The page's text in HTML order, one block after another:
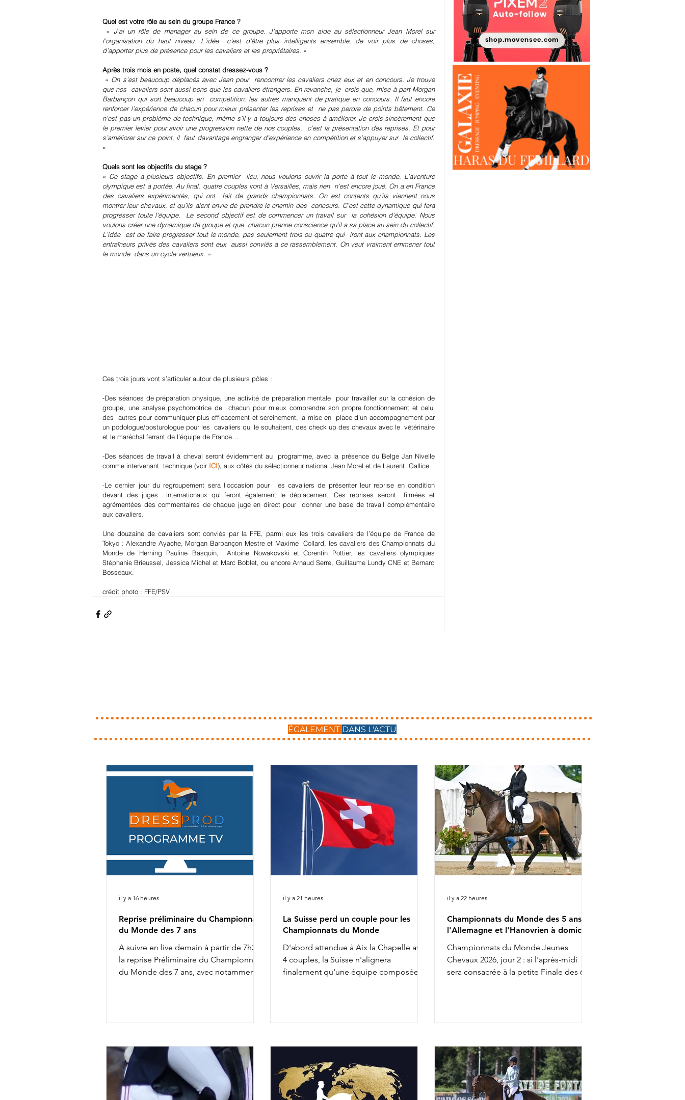
Quel est votre rôle au sein du groupe France ?
« J’ai un rôle de manager au sein de ce groupe. J’apporte mon aide au sélectionneur Jean Morel sur
l’organisation du haut niveau. L’idée  c’est d’être plus intelligents ensemble, de voir plus de choses,
d’apporter plus de présence pour les cavaliers et les propriétaires. »
Après trois mois en poste, quel constat dressez-vous ?
« On s’est beaucoup déplacés avec Jean pour  rencontrer les cavaliers chez eux et en concours. Je trouve
que nos  cavaliers sont aussi bons que les cavaliers étrangers. En revanche, je  crois que, mise à part Morgan
Barbançon qui sort beaucoup en  compétition, les autres manquent de pratique en concours. Il faut encore
renforcer l’expérience de chacun pour mieux présenter les reprises et  ne pas perdre de points bêtement. Ce
n’est pas un problème de technique, même s’il y a toujours des choses à améliorer. Je crois sincèrement que
le premier levier pour avoir une progression nette de nos couples,  c’est la présentation des reprises. Et pour
»
Quels sont les objectifs du stage ?
« Ce stage a plusieurs objectifs. En premier  lieu, nous voulons ouvrir la porte à tout le monde. L’aventure
olympique est à portée. Au final, quatre couples iront à Versailles, mais rien  n’est encore joué. On a en France
des cavaliers expérimentés, qui ont  fait de grands championnats. On est contents qu’ils viennent nous
montrer leur chevaux, et qu’ils aient envie de prendre le chemin des  concours. C’est cette dynamique qui fera
progresser toute l’équipe.  Le second objectif est de commencer un travail sur  la cohésion d’équipe. Nous
voulons créer une dynamique de groupe et que  chacun prenne conscience qu’il a sa place au sein du collectif.
L’idée  est de faire progresser tout le monde, pas seulement trois ou quatre qui  iront aux championnats. Les
entraîneurs privés des cavaliers sont eux  aussi conviés à ce rassemblement. On veut vraiment emmener tout
le monde  dans un cycle vertueux. »
Ces trois jours vont s’articuler autour de plusieurs pôles :
-Des séances de préparation physique, une activité de préparation mentale  pour travailler sur la cohésion de
groupe, une analyse psychomotrice de  chacun pour mieux comprendre son propre fonctionnement et celui
des  autres pour communiquer plus efficacement et sereinement, la mise en  place d’un accompagnement par
un podologue/posturologue pour les  cavaliers qui le souhaitent, des check up des chevaux avec le  vétérinaire
et le maréchal ferrant de l’équipe de France…
-Des séances de travail à cheval seront évidemment au  programme, avec la présence du Belge Jan Nivelle
comme intervenant  technique (voir ICI), aux côtés du sélectionneur national Jean Morel et de Laurent  Gallice.
-Le dernier jour du regroupement sera l’occasion pour  les cavaliers de présenter leur reprise en condition
devant des juges  internationaux qui feront également le déplacement. Ces reprises seront  filmées et
agrémentées des commentaires de chaque juge en direct pour  donner une base de travail complémentaire
aux cavaliers.
Une douzaine de cavaliers sont conviés par la FFE, parmi eux les trois cavaliers de l’équipe de France de
Tokyo : Alexandre Ayache, Morgan Barbançon Mestre et Maxime  Collard, les cavaliers des Championnats du
Monde de Herning Pauline Basquin,  Antoine Nowakovski et Corentin Pottier, les cavaliers olympiques
Stéphanie Brieussel, Jessica Michel et Marc Boblet, ou encore Arnaud Serre, Guillaume Lundy CNE et Bernard
Bosseaux.
crédit photo : FFE/PSV
ÉGALEMENT DANS L'ACTU
Reprise préliminaire du Championnat
du Monde des 7 ans
A suivre en live demain à partir de 7h30 :
la reprise Préliminaire du Championnat
du Monde des 7 ans, avec notamment :
9h58 : Charlotte Dujardin & Secret Agent
des Paluds 11h28 : Dinja van Liere & Red
Viper 13h14 : Jeanna Hogberg &
Severucci HT 13h22 : Leonie Richter &
Glamdale WP Liste de départ complète
ICI
il y a 16 heures
La Suisse perd un couple pour les
Championnats du Monde
D'abord attendue à Aix la Chapelle avec
4 couples, la Suisse n'alignera
finalement qu'une équipe composée
Charlotte Lenherr & Dettori et Estelle
semaine prochaine les couleurs
Bonheur de la Vie ont en effet été retirés
de l'équipe nationale. Aucune réserve
n'a par ailleurs été appelée pour les
il y a 21 heures
Championnats du Monde des 5 ans :
l'Allemagne et l'Hanovrien à domicile
Championnats du Monde Jeunes
Chevaux 2026, jour 2 : si l'après-midi
sera consacrée à la petite Finale des 6
sans être exagérément exubérant
comment on pourrait être résumer
Einfach Imposant B, vainqueur
aujourd'hui de la reprise Préliminaire
des 5 ans avec Kira Laura Soddemann ;
la cavalière de 39 ans participe cette
il y a 22 heures